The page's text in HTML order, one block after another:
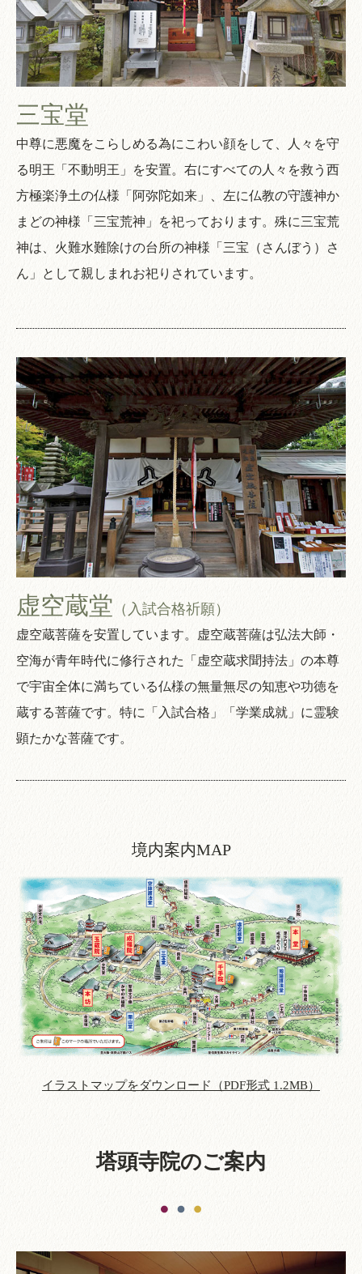
三宝堂
中尊に悪魔をこらしめる為にこわい顔をして、人々を守
る明王「不動明王」を安置。右にすべての人々を救う西
方極楽浄土の仏様「阿弥陀如来」、左に仏教の守護神か
まどの神様「三宝荒神」を祀っております。殊に三宝荒
神は、火難水難除けの台所の神様「三宝（さんぼう）さ
ん」として親しまれお祀りされています。
虚空蔵堂 （入試合格祈願）
虚空蔵菩薩を安置しています。虚空蔵菩薩は弘法大師・
空海が青年時代に修行された「虚空蔵求聞持法」の本尊
で宇宙全体に満ちている仏様の無量無尽の知恵や功徳を
蔵する菩薩です。特に「入試合格」「学業成就」に霊験
顕たかな菩薩です。
境内案内MAP
イラストマップをダウンロード（PDF形式 1.2MB）
塔頭寺院のご案内